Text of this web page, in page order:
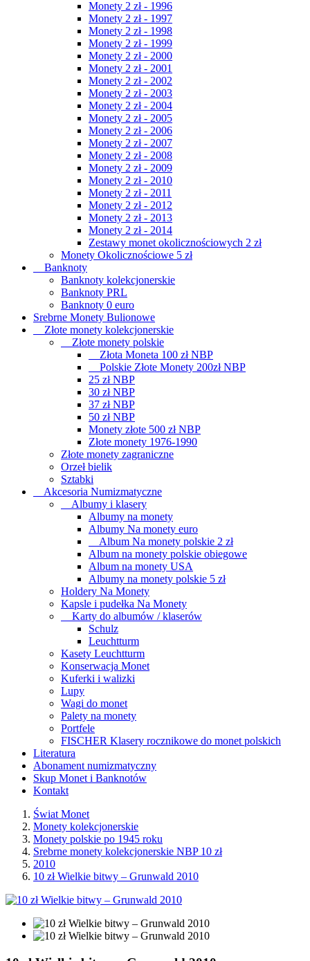
Monety 2 zł - 1996
Monety 2 zł - 1997
Monety 2 zł - 1998
Monety 2 zł - 1999
Monety 2 zł - 2000
Monety 2 zł - 2001
Monety 2 zł - 2002
Monety 2 zł - 2003
Monety 2 zł - 2004
Monety 2 zł - 2005
Monety 2 zł - 2006
Monety 2 zł - 2007
Monety 2 zł - 2008
Monety 2 zł - 2009
Monety 2 zł - 2010
Monety 2 zł - 2011
Monety 2 zł - 2012
Monety 2 zł - 2013
Monety 2 zł - 2014
Zestawy monet okolicznościowych 2 zł
Monety Okolicznościowe 5 zł
Banknoty
Banknoty kolekcjonerskie
Banknoty PRL
Banknoty 0 euro
Srebrne Monety Bulionowe
Złote monety kolekcjonerskie
Złote monety polskie
Złota Moneta 100 zł NBP
Polskie Złote Monety 200zł NBP
25 zł NBP
30 zł NBP
37 zł NBP
50 zł NBP
Monety złote 500 zł NBP
Złote monety 1976-1990
Złote monety zagraniczne
Orzeł bielik
Sztabki
Akcesoria Numizmatyczne
Albumy i klasery
Albumy na monety
Albumy Na monety euro
Album Na monety polskie 2 zł
Album na monety polskie obiegowe
Album na monety USA
Albumy na monety polskie 5 zł
Holdery Na Monety
Kapsle i pudełka Na Monety
Karty do albumów / klaserów
Schulz
Leuchtturm
Kasety Leuchtturm
Konserwacja Monet
Kuferki i walizki
Lupy
Wagi do monet
Palety na monety
Portfele
FISCHER Klasery rocznikowe do monet polskich
Literatura
Abonament numizmatyczny
Skup Monet i Banknotów
Kontakt
Świat Monet
Monety kolekcjonerskie
Monety polskie po 1945 roku
Srebrne monety kolekcjonerskie NBP 10 zł
2010
10 zł Wielkie bitwy – Grunwald 2010